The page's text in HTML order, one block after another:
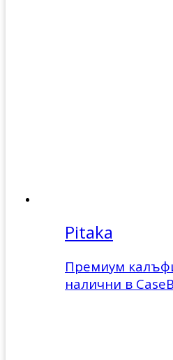
Pitaka
Премиум
налични в